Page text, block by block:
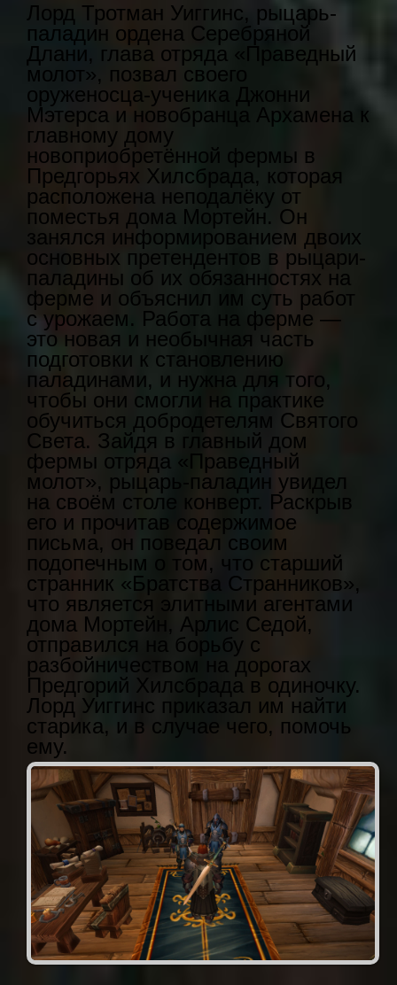
Лорд Тротман Уиггинс, рыцарь-
паладин ордена Серебряной
Длани, глава отряда «Праведный
молот», позвал своего
оруженосца-ученика Джонни
Мэтерса и новобранца Архамена к
главному дому
новоприобретённой фермы в
Предгорьях Хилсбрада, которая
расположена неподалёку от
поместья дома Мортейн. Он
занялся информированием двоих
основных претендентов в рыцари-
паладины об их обязанностях на
ферме и объяснил им суть работ
с урожаем. Работа на ферме —
это новая и необычная часть
подготовки к становлению
паладинами, и нужна для того,
чтобы они смогли на практике
обучиться добродетелям Святого
Света. Зайдя в главный дом
фермы отряда «Праведный
молот», рыцарь-паладин увидел
на своём столе конверт. Раскрыв
его и прочитав содержимое
письма, он поведал своим
подопечным о том, что старший
странник «Братства Странников»,
что является элитными агентами
дома Мортейн, Арлис Седой,
отправился на борьбу с
разбойничеством на дорогах
Предгорий Хилсбрада в одиночку.
Лорд Уиггинс приказал им найти
старика, и в случае чего, помочь
ему.